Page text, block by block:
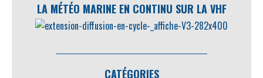
LA MÉTÉO MARINE EN CONTINU SUR LA VHF
CATÉGORIES